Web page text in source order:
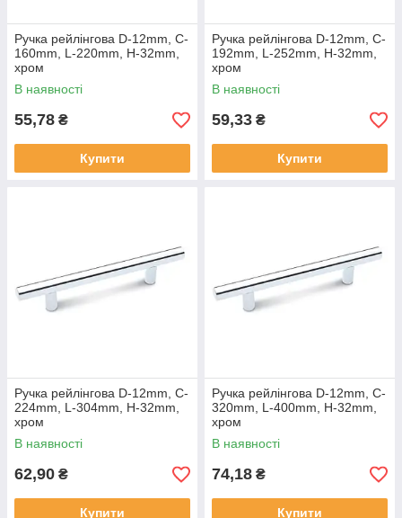
Ручка рейлінгова D-12mm, C-
160mm, L-220mm, H-32mm,
хром
В наявності
55,78 ₴
Купити
Ручка рейлінгова D-12mm, C-
192mm, L-252mm, H-32mm,
хром
В наявності
59,33 ₴
Купити
Ручка рейлінгова D-12mm, C-
224mm, L-304mm, H-32mm,
хром
В наявності
62,90 ₴
Купити
Ручка рейлінгова D-12mm, C-
320mm, L-400mm, H-32mm,
хром
В наявності
74,18 ₴
Купити